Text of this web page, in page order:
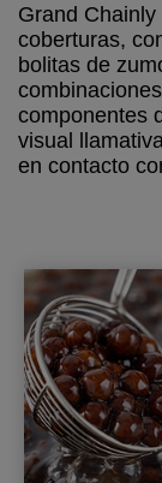
Grand
coberturas,
bolitas de
componentes
visual
en contacto